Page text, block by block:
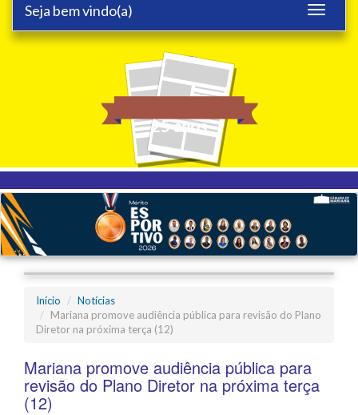
Toggle
Seja bem vindo(a)
25 anos
Início
Notícias
Mariana promove audiência pública para revisão do Plano
Diretor na próxima terça (12)
Mariana promove audiência pública para
revisão do Plano Diretor na próxima terça
(12)